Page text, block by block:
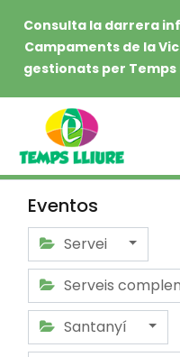
Consulta la darrera
Campaments de la
gestionats per
Eventos
Servei
Serveis
Santanyí